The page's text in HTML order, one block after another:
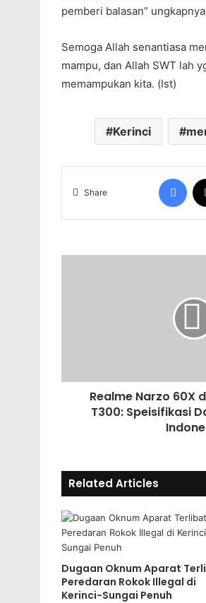
pemberi balasan”
Semoga Allah senantiasa
mampu, dan Allah SWT lah
memampukan kita. (Ist)
Kerinci
Share
Realme Narzo 60X
T300: Speisifikasi
Related Articles
Dugaan Oknum Aparat
Peredaran Rokok Illegal di
Kerinci-Sungai Penuh